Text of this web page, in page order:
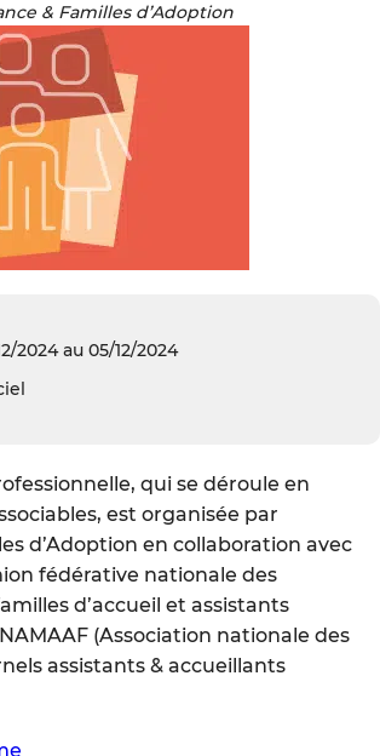
& Familles d’Adoption
2024 au 05/12/2024
qui se déroule en
est organisée par
d’Adoption en collaboration avec
fédérative nationale des
d’accueil et assistants
(Association nationale des
assistants & accueillants